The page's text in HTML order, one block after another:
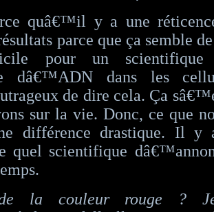
quâ€™il y a une
parce que ça semble
pour un scientifique
dâ€™ADN dans les
de dire cela. Ça
sur la vie. Donc, ce que
différence drastique. Il y
quel scientifique
la couleur rouge ?